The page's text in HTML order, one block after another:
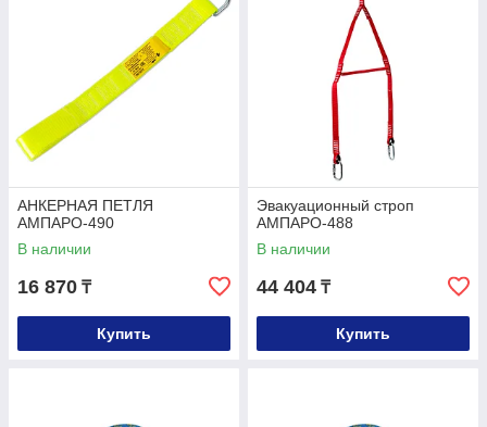
АНКЕРНАЯ ПЕТЛЯ
АМПАРО-490
В наличии
16 870 ₸
Купить
Эвакуационный строп
АМПАРО-488
В наличии
44 404 ₸
Купить